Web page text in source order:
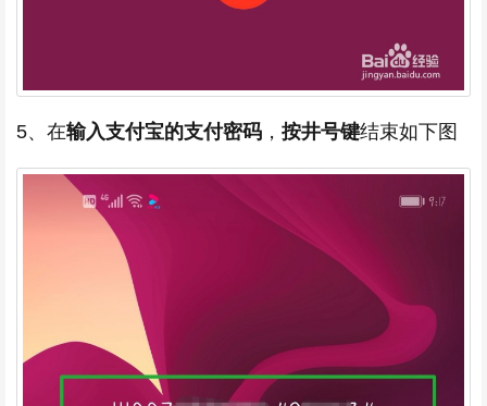
5、在输入支付宝的支付密码 ， 按井号键结束如下图